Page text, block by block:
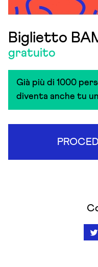
Biglietto
gratuito
Già più di 1000
diventa anche tu un